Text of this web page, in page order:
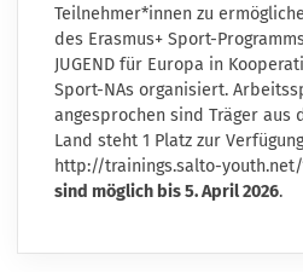
Teilnehmer*innen zu
des Erasmus+ Sport-
JUGEND für Europa in
Sport-NAs organisiert.
angesprochen sind Träger aus
Land steht 1 Platz zur
http://trainings.salto-youth.net/
sind möglich bis 5. April 2026.